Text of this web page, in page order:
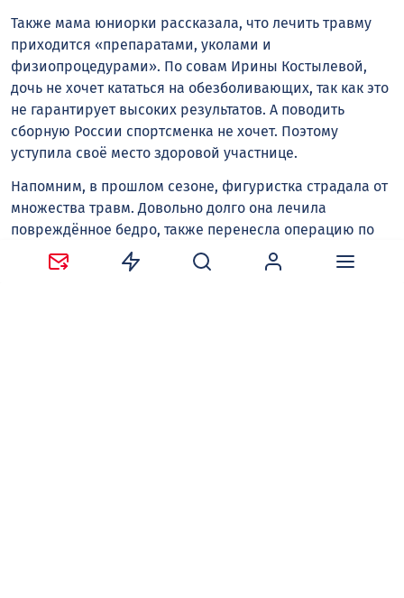
Также мама юниорки рассказала, что лечить травму
приходится «препаратами, уколами и
физиопроцедурами». По совам Ирины Костылевой,
дочь не хочет кататься на обезболивающих, так как это
не гарантирует высоких результатов. А поводить
сборную России спортсменка не хочет. Поэтому
уступила своё место здоровой участнице.
Напомним, в прошлом сезоне, фигуристка страдала от
множества травм. Довольно долго она лечила
повреждённое бедро, также перенесла операцию по
удалению бородавки на ступне.